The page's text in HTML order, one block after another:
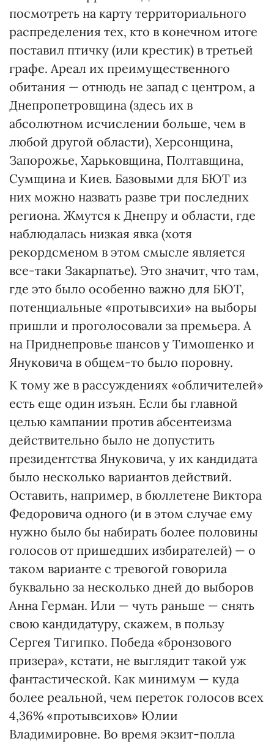
посмотреть на карту территориального
распределения тех, кто в конечном итоге
поставил птичку (или крестик) в третьей
графе. Ареал их преимущественного
обитания — отнюдь не запад с центром, а
Днепропетровщина (здесь их в
абсолютном исчислении больше, чем в
любой другой области), Херсонщина,
Запорожье, Харьковщина, Полтавщина,
Сумщина и Киев. Базовыми для БЮТ из
них можно назвать разве три последних
региона. Жмутся к Днепру и области, где
наблюдалась низкая явка (хотя
рекордсменом в этом смысле является
все-таки Закарпатье). Это значит, что там,
где это было особенно важно для БЮТ,
потенциальные «протывсихи» на выборы
пришли и проголосовали за премьера. А
на Приднепровье шансов у Тимошенко и
Януковича в общем-то было поровну.
К тому же в рассуждениях «обличителей»
есть еще один изъян. Если бы главной
целью кампании против абсентеизма
действительно было не допустить
президентства Януковича, у их кандидата
было несколько вариантов действий.
Оставить, например, в бюллетене Виктора
Федоровича одного (и в этом случае ему
нужно было бы набирать более половины
голосов от пришедших избирателей) — о
таком варианте с тревогой говорила
буквально за несколько дней до выборов
Анна Герман. Или — чуть раньше — снять
свою кандидатуру, скажем, в пользу
Сергея Тигипко. Победа «бронзового
призера», кстати, не выглядит такой уж
фантастической. Как минимум — куда
более реальной, чем переток голосов всех
4,36% «протывсихов» Юлии
Владимировне. Во время экзит-полла